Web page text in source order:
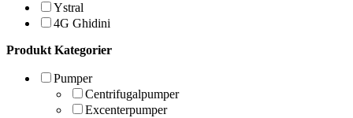
Ystral
4G Ghidini
Produkt Kategorier
Pumper
Centrifugalpumper
Excenterpumper